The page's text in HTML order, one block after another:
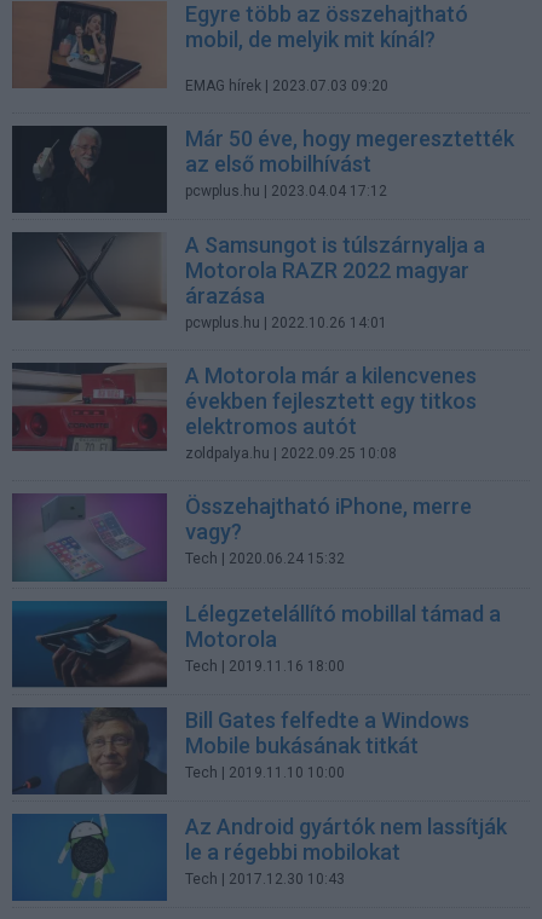
Egyre több az összehajtható
mobil, de melyik mit kínál?
EMAG hírek | 2023.07.03 09:20
Már 50 éve, hogy megeresztették
az első mobilhívást
pcwplus.hu | 2023.04.04 17:12
A Samsungot is túlszárnyalja a
Motorola RAZR 2022 magyar
árazása
pcwplus.hu | 2022.10.26 14:01
A Motorola már a kilencvenes
években fejlesztett egy titkos
elektromos autót
zoldpalya.hu | 2022.09.25 10:08
Összehajtható iPhone, merre
vagy?
Tech | 2020.06.24 15:32
Lélegzetelállító mobillal támad a
Motorola
Tech | 2019.11.16 18:00
Bill Gates felfedte a Windows
Mobile bukásának titkát
Tech | 2019.11.10 10:00
Az Android gyártók nem lassítják
le a régebbi mobilokat
Tech | 2017.12.30 10:43